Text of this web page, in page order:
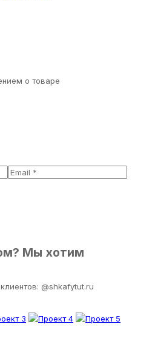
о товаре
Мы хотим
@shkafytut.ru